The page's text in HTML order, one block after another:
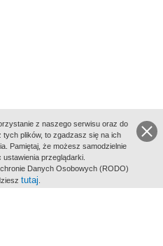
z naszego serwisu oraz do
plików, to zgadzasz się na ich
Pamiętaj, że możesz samodzielnie
przeglądarki.
Danych Osobowych (RODO)
tutaj